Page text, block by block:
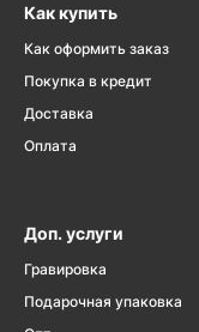
Как купить
Как оформить заказ
Покупка в кредит
Доставка
Оплата
Доп. услуги
Гравировка
Подарочная упаковка